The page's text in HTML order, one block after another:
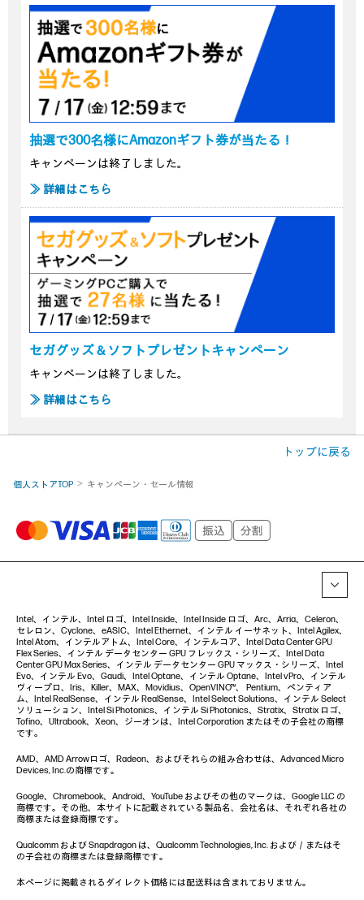
抽選で300名様にAmazonギフト券が当たる！
キャンペーンは終了しました。
≫ 詳細はこちら
セガグッズ＆ソフトプレゼントキャンペーン
キャンペーンは終了しました。
≫ 詳細はこちら
トップに戻る
個人ストアTOP キャンペーン・セール情報
Intel、インテル、Intel ロゴ、Intel Inside、Intel Inside ロゴ、Arc、Arria、Celeron、
セレロン、Cyclone、eASIC、Intel Ethernet、インテル イーサネット、Intel Agilex、
Intel Atom、インテルアトム、Intel Core、インテルコア、Intel Data Center GPU
Flex Series、インテル データセンター GPU フレックス・シリーズ、Intel Data
Center GPU Max Series、インテル データセンター GPU マックス・シリーズ、Intel
Evo、インテル Evo、Gaudi、Intel Optane、インテル Optane、Intel vPro、インテル
ヴィープロ、Iris、Killer、MAX、Movidius、OpenVINO™、 Pentium、ペンティア
ム、Intel RealSense、インテル RealSense、Intel Select Solutions、インテル Select
ソリューション、Intel Si Photonics、インテル Si Photonics、Stratix、Stratix ロゴ、
Tofino、Ultrabook、Xeon、ジーオンは、Intel Corporation またはその子会社の商標
です。
AMD、AMD Arrowロゴ、Radeon、およびそれらの組み合わせは、Advanced Micro
Devices, Inc.の商標です。
Google、Chromebook、Android、YouTube およびその他のマークは、Google LLC の
商標です。その他、本サイトに記載されている製品名、会社名は、それぞれ各社の
商標または登録商標です。
Qualcomm および Snapdragon は、Qualcomm Technologies, Inc. および／またはそ
の子会社の商標または登録商標です。
本ページに掲載されるダイレクト価格には配送料は含まれておりません。